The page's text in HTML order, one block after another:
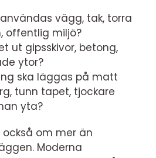
vägg, tak, torra
offentlig miljö?
ut gipsskivor, betong,
ytor?
ska läggas på matt
tunn tapet, tjockare
yta?
om mer än
Moderna